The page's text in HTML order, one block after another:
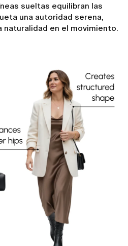
sueltas equilibran las
una autoridad serena,
naturalidad en el movimiento.